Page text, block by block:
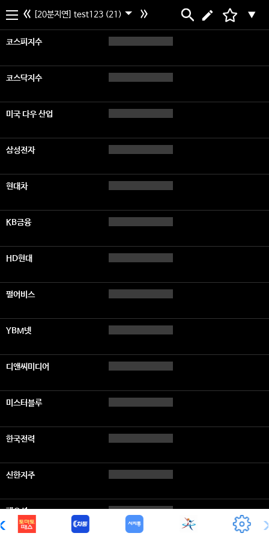
[20분지연] test123 (21) ▼
코스피지수
코스닥지수
미국 다우 산업
삼성전자
현대차
KB금융
HD현대
펄어비스
YBM넷
디앤씨미디어
미스터블루
한국전력
신한지주
팬오션